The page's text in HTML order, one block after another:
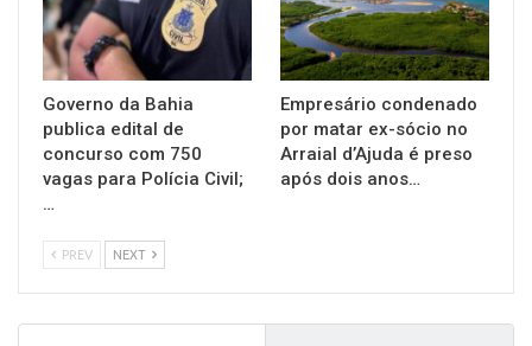
Governo da Bahia
publica edital de
concurso com 750
vagas para Polícia Civil;
…
Empresário condenado
por matar ex-sócio no
Arraial d’Ajuda é preso
após dois anos…
PREV NEXT